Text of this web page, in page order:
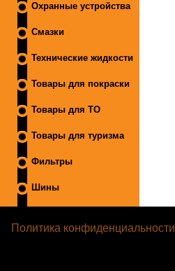
Охранные устройства
Смазки
Технические жидкости
Товары для покраски
Товары для ТО
Товары для туризма
Фильтры
Шины
Политика конфиденциальности